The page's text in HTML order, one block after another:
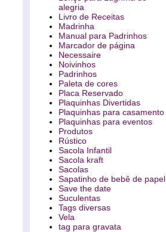
alegria
Livro de Receitas
Madrinha
Manual para Padrinhos
Marcador de página
Necessaire
Noivinhos
Padrinhos
Paleta de cores
Placa Reservado
Plaquinhas Divertidas
Plaquinhas para casamento
Plaquinhas para eventos
Produtos
Rústico
Sacola Infantil
Sacola kraft
Sacolas
Sapatinho de bebê de papel
Save the date
Suculentas
Tags diversas
Vela
tag para gravata